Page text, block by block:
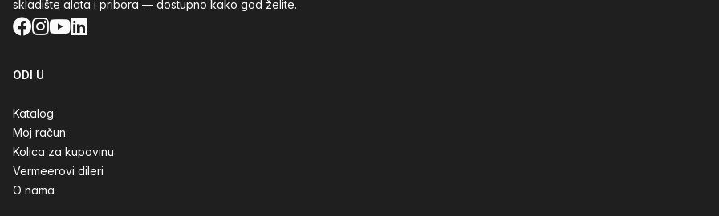
skladište alata i pribora — dostupno kako god želite.
Facebook
Instagram
YouTube
LinkedIn
ODI U
Katalog
Moj račun
Kolica za kupovinu
Vermeerovi dileri
O nama